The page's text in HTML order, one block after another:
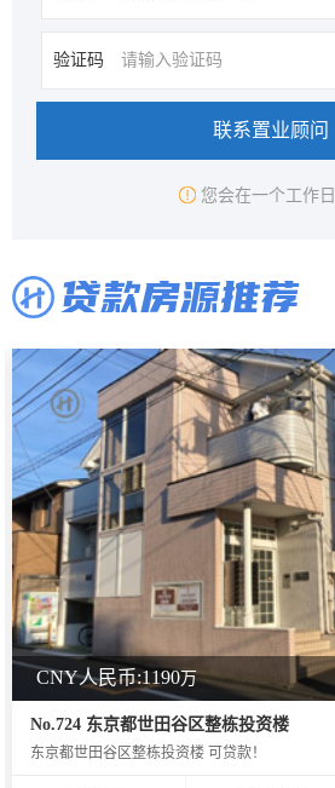
验证码
联系置业顾问
您会在一个工作
贷款房源推荐
CNY人民币:1190万
No.724 东京都世田谷区整栋投资楼
东京都世田谷区整栋投资楼 可贷款！